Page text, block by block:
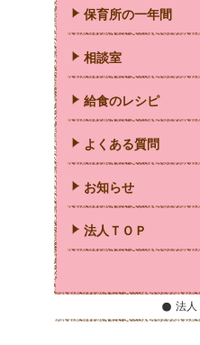
保育所の一年間
相談室
給食のレシピ
よくある質問
お知らせ
法人ＴＯＰ
法人